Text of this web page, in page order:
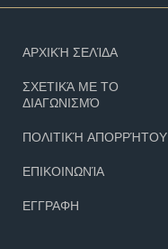
ΑΡΧΙΚΉ ΣΕΛΊΔΑ
ΣΧΕΤΙΚΆ ΜΕ ΤΟ
ΔΙΑΓΩΝΙΣΜΌ
ΠΟΛΙΤΙΚΉ ΑΠΟΡΡΉΤΟΥ
ΕΠΙΚΟΙΝΩΝΊΑ
ΕΓΓΡΑΦΗ